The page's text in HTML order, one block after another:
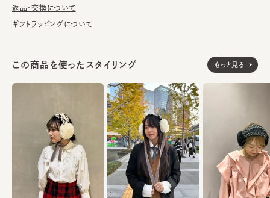
洗濯不可。汚れにつきましては、帽子が汚れてしまう前の対策と
《BLACK》
本体：ポリエステル51% アクリル30% レーヨン7% 綿6%
部分：ウール86% ポリエステル9% レーヨン5%
ファー部分：ポリエステル100%
飾り部分：レーヨン80% ナイロン20%
《CAMEL／WHITE》
本体：ウール86% ポリエステル9% レーヨン5%
部分：ウール86% ポリエステル9% レーヨン5%
ファー部分：ポリエステル100%
返品・交換について
ギフトラッピングについて
この商品を使ったスタイリング もっと見る